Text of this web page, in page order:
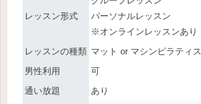
レッスン形式
パーソナルレッスン
※オンラインレッスンあり
レッスンの種類 マット or マシンピラティス
男性利用
可
通い放題
あり